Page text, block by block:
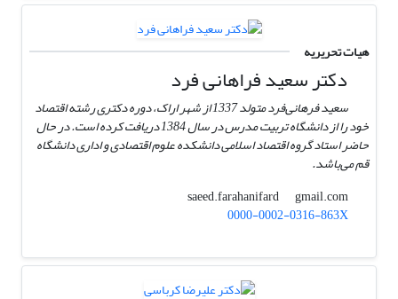
هیات تحریریه
دکتر سعید فراهانی فرد
سعید فرهانی‌فرد متولد 1337 از شهر اراک، دوره دکتری رشته اقتصاد
خود را از دانشگاه تربیت مدرس در سال 1384 دریافت کرده است. در حال
حاضر استاد گروه اقتصاد اسلامی دانشکده علوم اقتصادی و اداری دانشگاه
قم می‌باشد.
saeed.farahanifard
gmail.com
0000-0002-0316-863X